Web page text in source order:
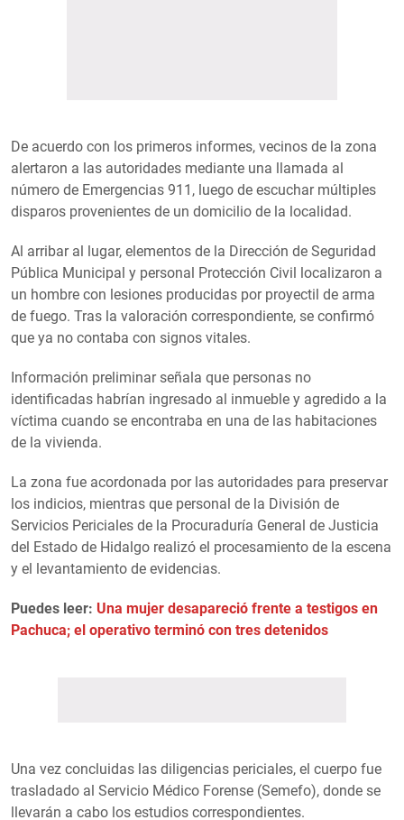
De acuerdo con los primeros informes, vecinos de la zona
alertaron a las autoridades mediante una llamada al
número de Emergencias 911, luego de escuchar múltiples
disparos provenientes de un domicilio de la localidad.
Al arribar al lugar, elementos de la Dirección de Seguridad
Pública Municipal y personal Protección Civil localizaron a
un hombre con lesiones producidas por proyectil de arma
de fuego. Tras la valoración correspondiente, se confirmó
que ya no contaba con signos vitales.
Información preliminar señala que personas no
identificadas habrían ingresado al inmueble y agredido a la
víctima cuando se encontraba en una de las habitaciones
de la vivienda.
La zona fue acordonada por las autoridades para preservar
los indicios, mientras que personal de la División de
Servicios Periciales de la Procuraduría General de Justicia
del Estado de Hidalgo realizó el procesamiento de la escena
y el levantamiento de evidencias.
Puedes leer: Una mujer desapareció frente a testigos en
Pachuca; el operativo terminó con tres detenidos
Una vez concluidas las diligencias periciales, el cuerpo fue
trasladado al Servicio Médico Forense (Semefo), donde se
llevarán a cabo los estudios correspondientes.